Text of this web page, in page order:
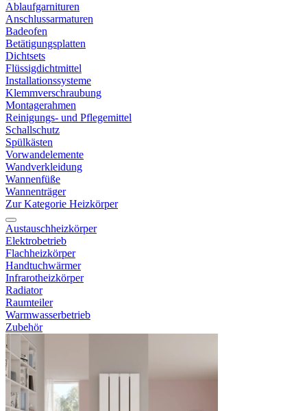
Ablaufgarnituren
Anschlussarmaturen
Badeofen
Betätigungsplatten
Dichtsets
Flüssigdichtmittel
Installationssysteme
Klemmverschraubung
Montagerahmen
Reinigungs- und Pflegemittel
Schallschutz
Spülkästen
Vorwandelemente
Wandverkleidung
Wannenfüße
Wannenträger
Zur Kategorie Heizkörper
Austauschheizkörper
Elektrobetrieb
Flachheizkörper
Handtuchwärmer
Infrarotheizkörper
Radiator
Raumteiler
Warmwasserbetrieb
Zubehör